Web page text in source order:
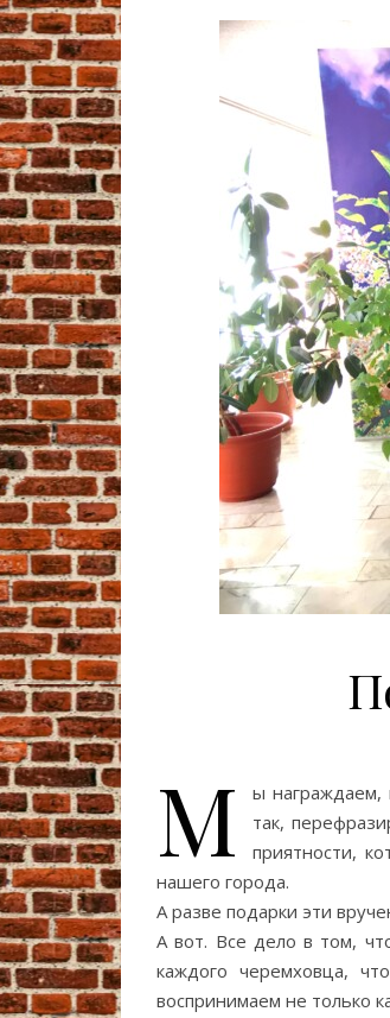
М
ы награждаем,
так,
приятности,
нашего города.
А разве подарки эти
А вот. Все дело в том,
каждого черемховца,
воспринимаем не только